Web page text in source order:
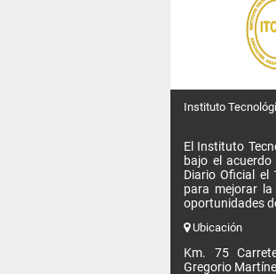
Instituto
El Instituto
bajo el
Diario Oficial el
para mejorar
oportunidades
Ubicación
Km. 75
Gregorio